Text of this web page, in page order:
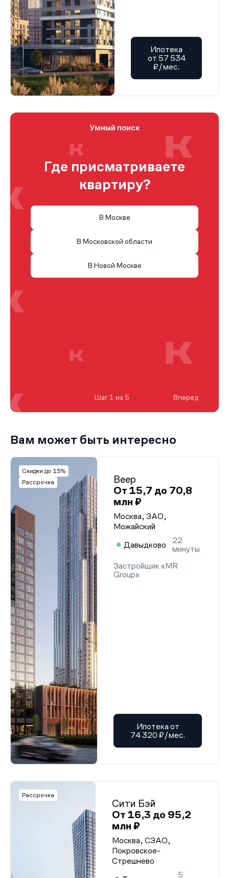
Ипотека
от 57 534
₽/мес.
Умный поиск
Где присматриваете
квартиру?
В Москве
В Московской области
В Новой Москве
Шаг 1 из 5 Вперед
Вам может быть интересно
Скидки до 15%
Рассрочка
Веер
От 15,7 до 70,8
млн ₽
Москва, ЗАО,
Можайский
Давыдково
22
минуты
Застройщик «MR
Group»
Ипотека от
74 320 ₽/мес.
Рассрочка
Сити Бэй
От 16,3 до 95,2
млн ₽
Москва, СЗАО,
Покровское-
Стрешнево
5